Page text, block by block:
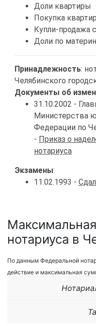
Доли квартиры
Покупка
Купли-продажа
Доли по
Принадлежность:
Челябинского
Документы об
31.10.2002 -
Министерства
Федерации по
- Приказ о
нотариуса
Экзамены:
11.02.1993 - Сдал
нотариуса в
По данным Федеральной
действие и максимальная